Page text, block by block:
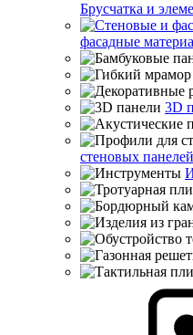
Брусчатка и
фасадные
3D
стеновых панелей